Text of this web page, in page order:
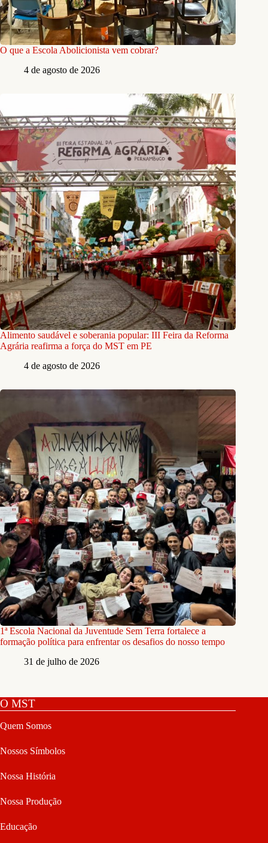
O que a Escola Abolicionista vem cobrar?
4 de agosto de 2026
Alimento saudável e soberania popular: III Feira da Reforma
Agrária reafirma a força do MST em PE
4 de agosto de 2026
1ª Escola Nacional da Juventude Sem Terra fortalece a
formação política para enfrentar os desafios do nosso tempo
31 de julho de 2026
O MST
Quem Somos
Nossos Símbolos
Nossa História
Nossa Produção
Educação